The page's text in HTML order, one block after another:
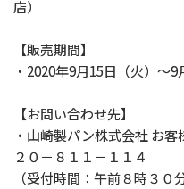
店）
【販売期間】
・2020年9月15日（火）～9
【お問い合わせ先】
・山崎製パン株式会社 お
２０－８１１－１１４
（受付時間：午前８時３